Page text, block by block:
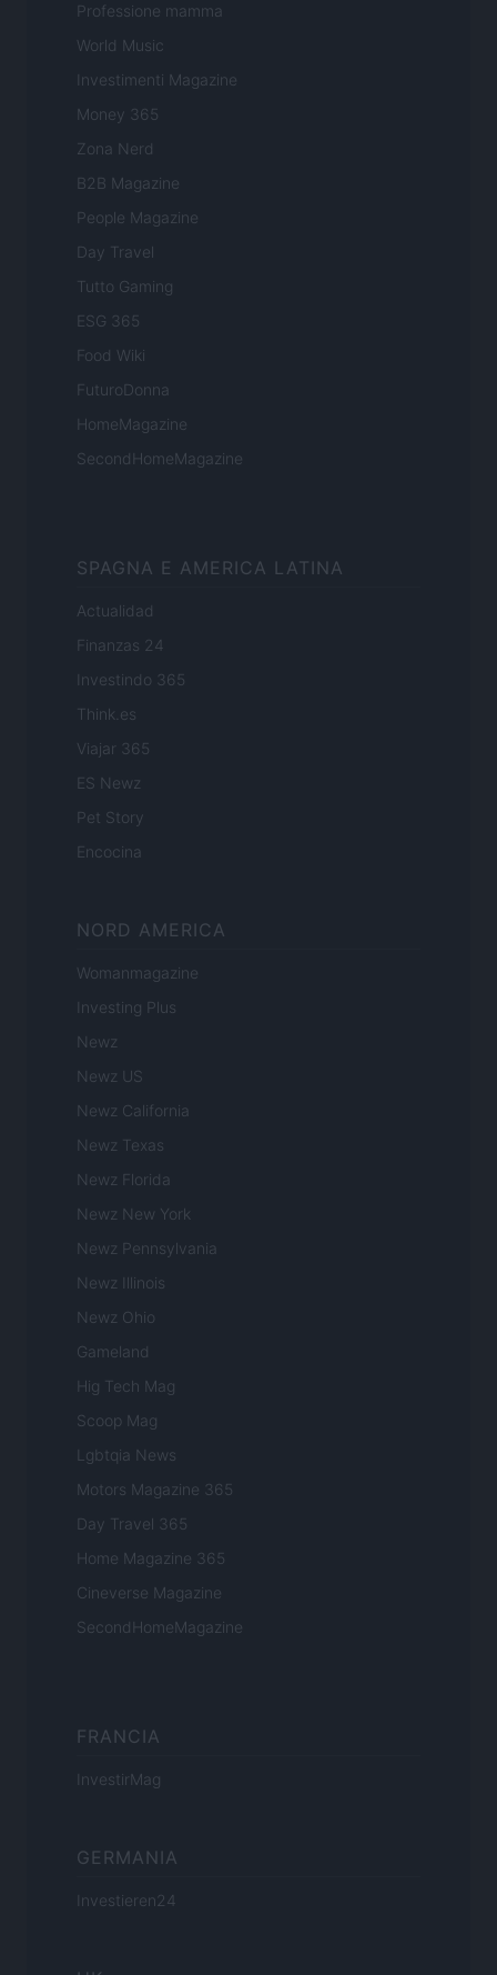
Professione mamma
World Music
Investimenti Magazine
Money 365
Zona Nerd
B2B Magazine
People Magazine
Day Travel
Tutto Gaming
ESG 365
Food Wiki
FuturoDonna
HomeMagazine
SecondHomeMagazine
SPAGNA E AMERICA LATINA
Actualidad
Finanzas 24
Investindo 365
Think.es
Viajar 365
ES Newz
Pet Story
Encocina
NORD AMERICA
Womanmagazine
Investing Plus
Newz
Newz US
Newz California
Newz Texas
Newz Florida
Newz New York
Newz Pennsylvania
Newz Illinois
Newz Ohio
Gameland
Hig Tech Mag
Scoop Mag
Lgbtqia News
Motors Magazine 365
Day Travel 365
Home Magazine 365
Cineverse Magazine
SecondHomeMagazine
FRANCIA
InvestirMag
GERMANIA
Investieren24